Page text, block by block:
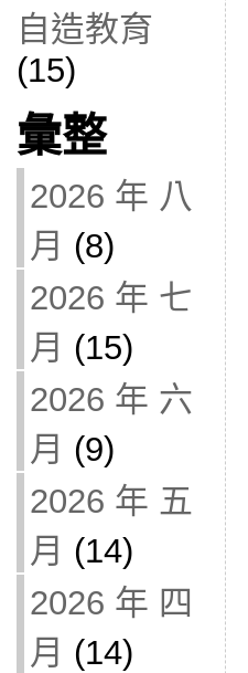
自造教育
(15)
彙整
2026 年 八
月 (8)
2026 年 七
月 (15)
2026 年 六
月 (9)
2026 年 五
月 (14)
2026 年 四
月 (14)